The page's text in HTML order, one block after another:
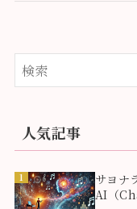
人気記事
1
サヨナ
AI（